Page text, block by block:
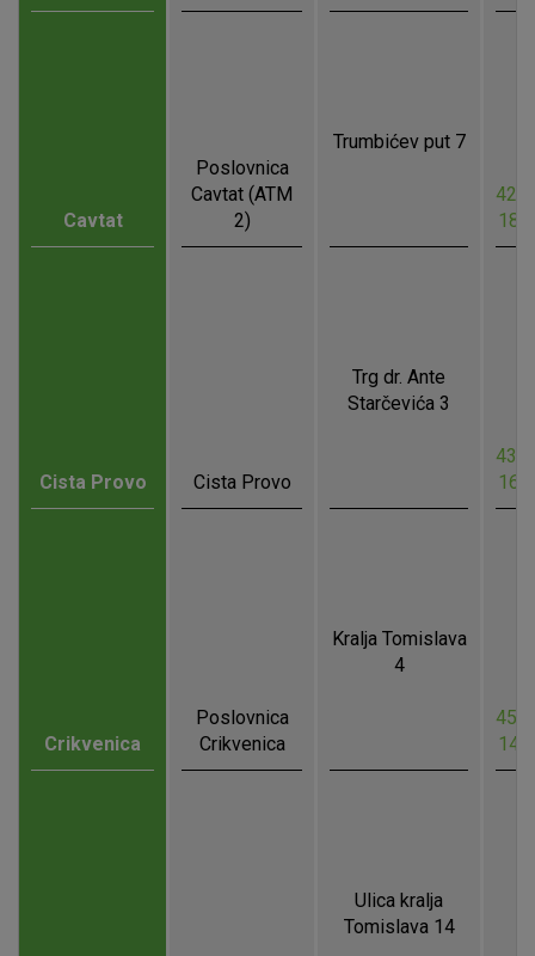
Cavtat
Poslovnica
Cavtat (ATM
2)
Trumbićev put 7
Cista Provo Cista Provo
Trg dr. Ante
Starčevića 3
Crikvenica
Poslovnica
Crikvenica
Kralja Tomislava
4
Ulica kralja
Tomislava 14